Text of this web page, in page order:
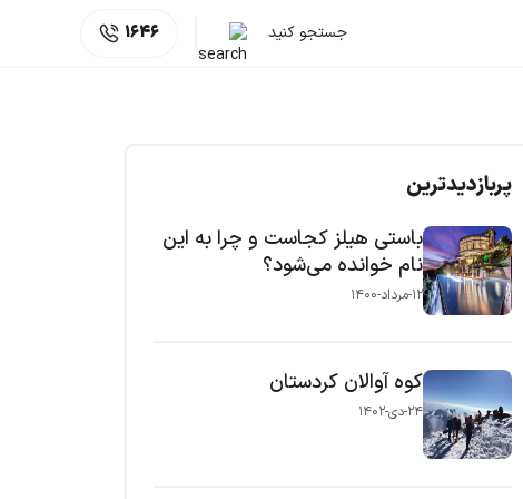
جستجو کنید 1646
پربازدیدترین
باستی هیلز کجاست و چرا به این
نام خوانده می‌شود؟
۱۲-مرداد-۱۴۰۰
کوه آوالان کردستان
۲۴-دی-۱۴۰۲